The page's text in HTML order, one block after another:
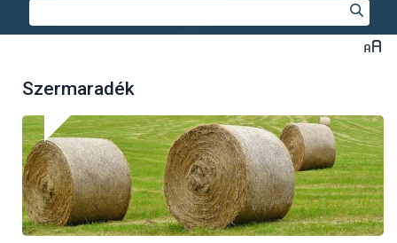
Szermaradék